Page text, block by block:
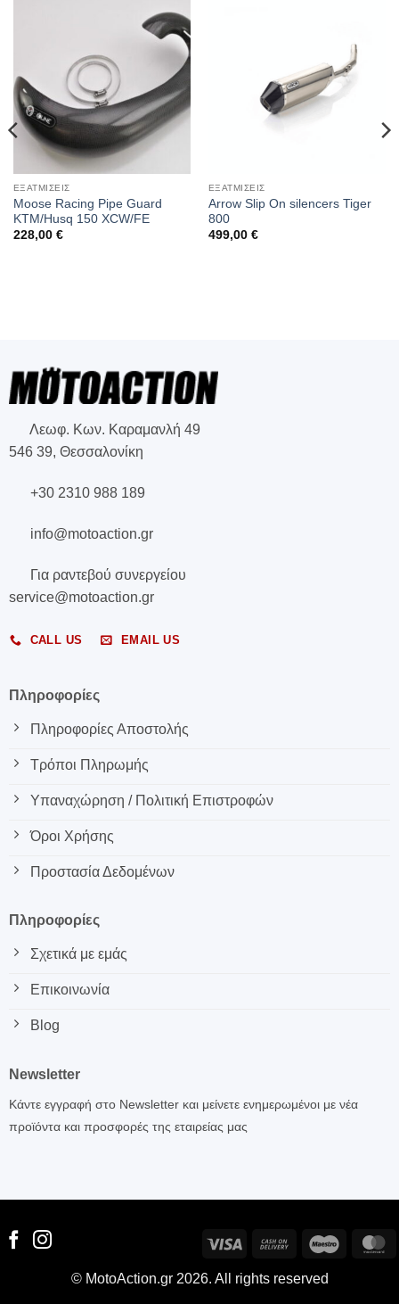
ΕΞΑΤΜΙΣΕΙΣ
Moose Racing Pipe Guard
KTM/Husq 150 XCW/FE
228,00 €
ΕΞΑΤΜΙΣΕΙΣ
Arrow Slip On silencers Tiger
800
499,00 €
Λεωφ. Κων. Καραμανλή 49
546 39, Θεσσαλονίκη
+30 2310 988 189
info@motoaction.gr
Για ραντεβού συνεργείου
service@motoaction.gr
CALL US EMAIL US
Πληροφορίες
Πληροφορίες Αποστολής
Τρόποι Πληρωμής
Υπαναχώρηση / Πολιτική Επιστροφών
Όροι Χρήσης
Προστασία Δεδομένων
Πληροφορίες
Σχετικά με εμάς
Επικοινωνία
Blog
Newsletter
Κάντε εγγραφή στο Newsletter και μείνετε ενημερωμένοι με νέα
προϊόντα και προσφορές της εταιρείας μας
© MotoAction.gr 2026. All rights reserved
Visa
Cash
Delivery
Maestro